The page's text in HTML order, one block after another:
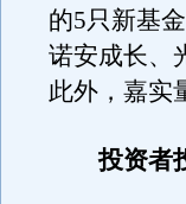
的5只新基
诺安成长、
此外，嘉实
投资者投